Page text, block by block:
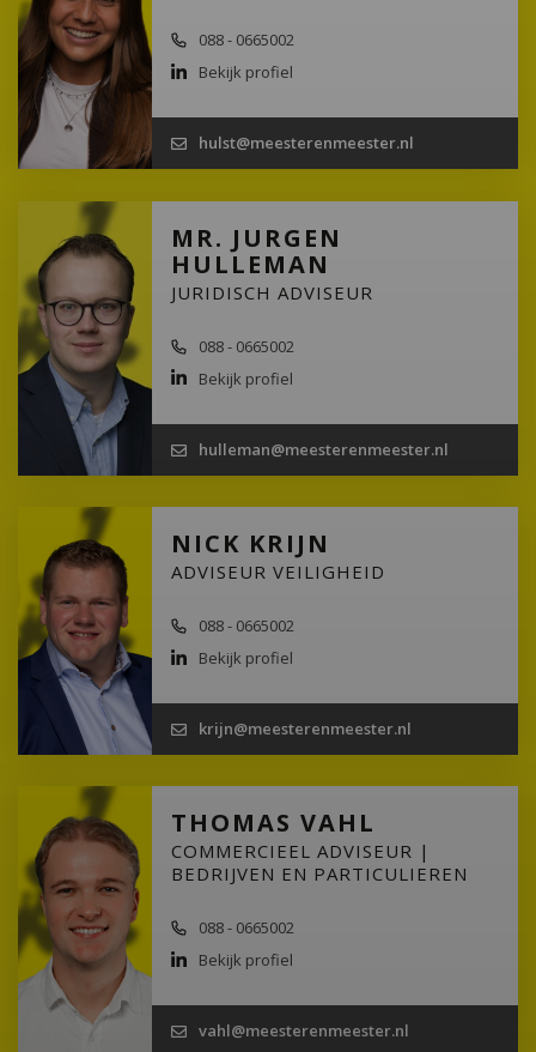
088 - 0665002
Bekijk profiel
hulst@meesterenmeester.nl
MR. JURGEN
HULLEMAN
JURIDISCH ADVISEUR
088 - 0665002
Bekijk profiel
hulleman@meesterenmeester.nl
NICK KRIJN
ADVISEUR VEILIGHEID
088 - 0665002
Bekijk profiel
krijn@meesterenmeester.nl
THOMAS VAHL
COMMERCIEEL ADVISEUR |
BEDRIJVEN EN PARTICULIEREN
088 - 0665002
Bekijk profiel
vahl@meesterenmeester.nl